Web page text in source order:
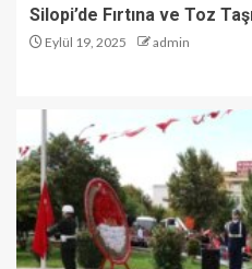
Silopi’de Fırtına ve Toz
Eylül 19, 2025 admin